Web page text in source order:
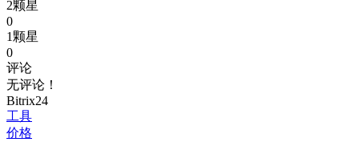
2颗星
0
1颗星
0
评论
无评论！
Bitrix24
工具
价格